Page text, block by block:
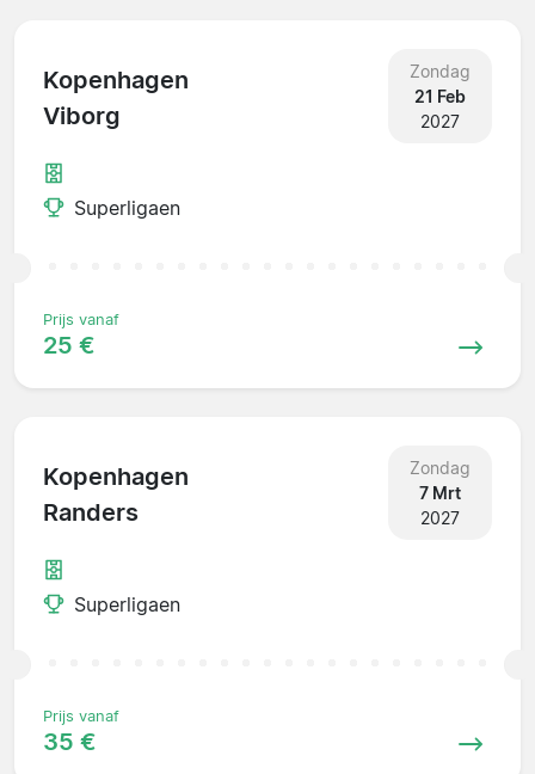
Kopenhagen
Viborg
Zondag
21 Feb
2027
Superligaen
Prijs vanaf
25 €
Kopenhagen
Randers
Zondag
7 Mrt
2027
Superligaen
Prijs vanaf
35 €